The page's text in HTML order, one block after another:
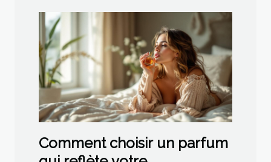
Comment choisir un parfum